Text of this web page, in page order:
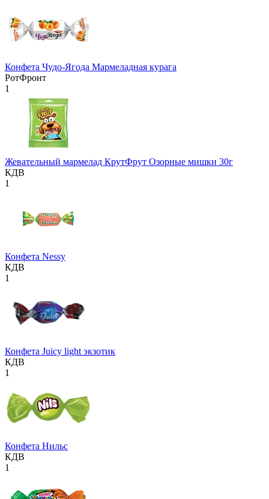
Конфета Чудо-Ягода Мармеладная курага
РотФронт
1
Жевательный мармелад КрутФрут Озорные мишки 30г
КДВ
1
Конфета Nessy
КДВ
1
Конфета Juicy light экзотик
КДВ
1
Конфета Нильс
КДВ
1